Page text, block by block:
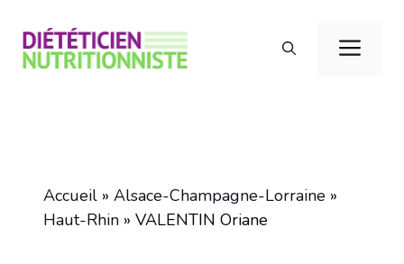
contenu
Accueil » Alsace-Champagne-Lorraine »
Haut-Rhin » VALENTIN Oriane